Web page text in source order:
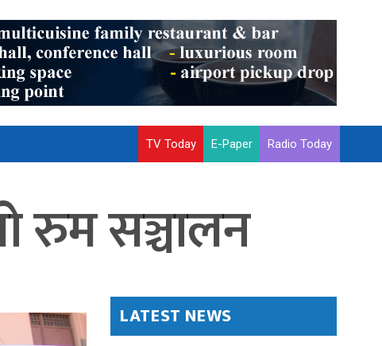
TV Today E-Paper Radio Today
रुम सञ्चालन
LATEST NEWS